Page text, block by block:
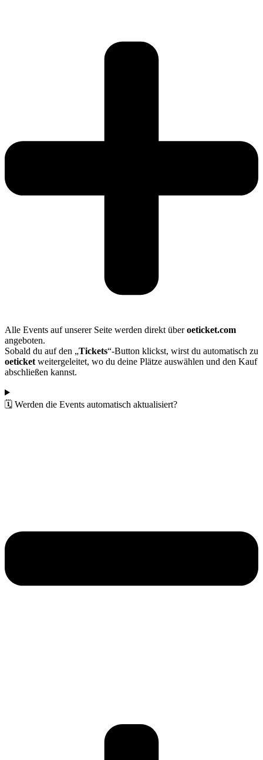
Alle Events auf unserer Seite werden direkt überoeticket.com
angeboten.
Sobald du auf den „Tickets“-Button klickst, wirst du automatisch zu
oeticketweitergeleitet, wo du deine Plätze auswählen und den Kauf
abschließen kannst.
🗓️ Werden die Events automatisch aktualisiert?